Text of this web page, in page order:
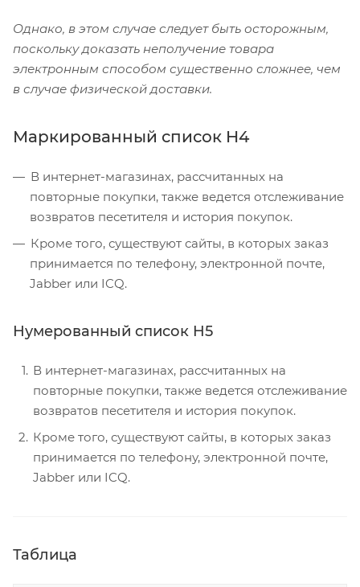
Однако, в этом случае следует быть осторожным,
поскольку доказать неполучение товара
электронным способом существенно сложнее, чем
в случае физической доставки.
Маркированный список H4
В интернет-магазинах, рассчитанных на
повторные покупки, также ведется отслеживание
возвратов песетителя и история покупок.
Кроме того, существуют сайты, в которых заказ
принимается по телефону, электронной почте,
Jabber или ICQ.
Нумерованный список H5
В интернет-магазинах, рассчитанных на
повторные покупки, также ведется отслеживание
возвратов песетителя и история покупок.
Кроме того, существуют сайты, в которых заказ
принимается по телефону, электронной почте,
Jabber или ICQ.
Таблица